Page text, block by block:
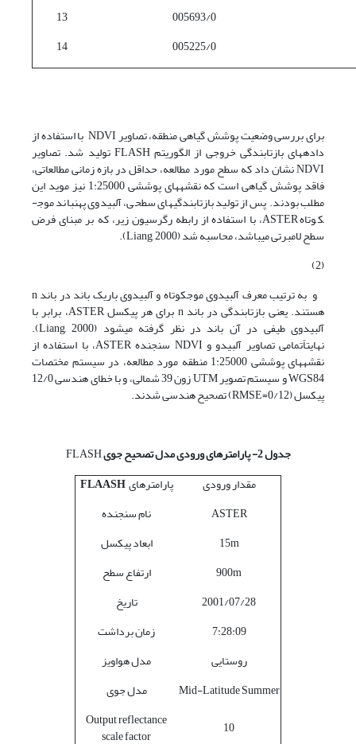
13
005693/0
14
005225/0
برای بررسی وضعیت پوشش گیاهی منطقه، تصاویر NDVI با استفاده از
داده­های بازتابندگی خروجی از الگوریتم FLASH تولید شد. تصاویر
NDVI نشان داد که سطح مورد مطالعه، حداقل در بازه­ زمانی مطالعاتی،
فاقد پوشش گیاهی است که نقشه­های پوششی 1:25000 نیز موید این
مطلب بودند. پس از تولید بازتابندگی­های سطحی، آلبیدوی پهن­باند موج­
کوتاه ASTER، با استفاده از رابطه رگرسیون زیر، که بر مبنای فرض
سطح لامبرتی می­باشد، محاسبه شد (Liang, 2000).
(2)
و به ترتیب معرف آلبیدوی موج­کوتاه و آلبیدوی باریک باند در باند n
هستند. یعنی بازتابندگی در باند n برای هر پیکسل ASTER، برابر با
آلبیدوی طیفی در آن باند در نظر گرفته می­شود (Liang, 2000).
نهایتاًتمامی تصاویر آلبیدو و NDVI سنجنده­ ASTER، با استفاده از
نقشه­های پوششی 1:25000 منطقه­ مورد مطالعه، در سیستم مختصات
WGS84 و سیستم تصویر UTM زون 39 شمالی، و با خطای هندسی 12/0
پیکسل (RMSE=0/12) تصحیح هندسی شدند.
جدول 2- پارامترهای ورودی مدل تصحیح جوی
FLASH
پارامترهایFLAASH
مقدار ورودی
نام سنجنده
ASTER
ابعاد پیکسل
15m
ارتفاع سطح
900m
تاریخ
2001/07/28
زمان برداشت
7:28:09
مدل هواویز
روستایی
مدل جوی
Mid-Latitude Summer
Output reflectance
scale factor
10